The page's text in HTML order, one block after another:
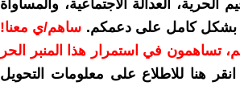
العدالة الاجتماعية، والمساواة
بشكل كامل على دعمكم. ساهم/ي معنا!
تساهمون في استمرار هذا المنبر الحر
انقر هنا للاطلاع على معلومات التحويل